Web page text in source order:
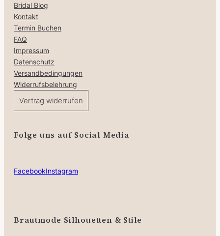
Bridal Blog
Kontakt
Termin Buchen
FAQ
Impressum
Datenschutz
Versandbedingungen
Widerrufsbelehrung
Vertrag widerrufen
Folge uns auf Social Media
FacebookInstagram
Brautmode Silhouetten & Stile